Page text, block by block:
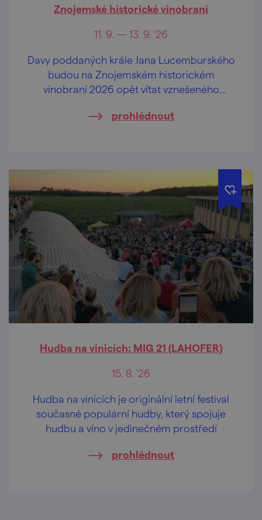
Znojemské historické vinobraní
11. 9. — 13. 9. '26
Davy poddaných krále Jana Lucemburského
budou na Znojemském historickém
vinobraní 2026 opět vítat vznešeného
oslavovat jiskřivé víno, lahodný burčák a
prohlédnout
Hudba na vinicích: MIG 21 (LAHOFER)
15. 8. '26
Hudba na vinicích je originální letní festival
současné populární hudby, který spojuje
hudbu a víno v jedinečném prostředí
prohlédnout